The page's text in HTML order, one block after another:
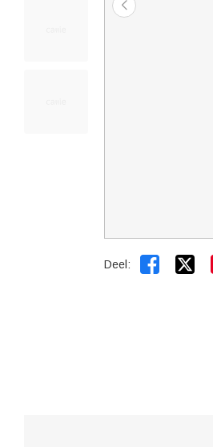
Deel: 